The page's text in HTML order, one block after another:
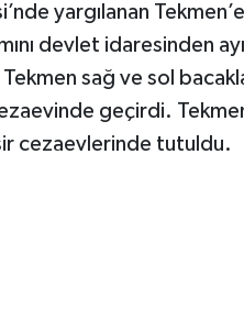
yargılanan
devlet idaresinden
sağ ve sol
geçirdi.
cezaevlerinde tutuldu.